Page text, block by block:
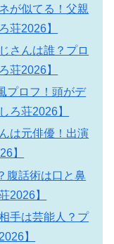
が似てる！父親
荘2026】
さんは誰？プロ
荘2026】
プロフ！頭がデ
ろ荘2026】
は元俳優！出演
】
腹話術は口と鼻
2026】
手は芸能人？プ
】